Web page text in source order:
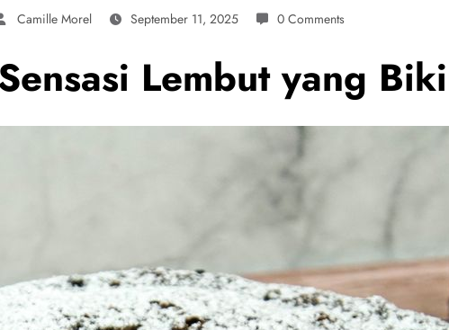
Camille Morel September 11, 2025 0 Comments
Lembut yang